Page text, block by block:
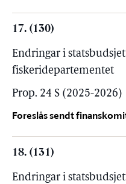
17. (130)
Endringar i
fiskeridepartementet
Prop. 24 S (2025-2026)
Foreslås sendt
18. (131)
Endringar i